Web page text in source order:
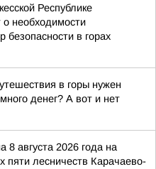
Республике
необходимости
безопасности в горах
в горы нужен
денег? А вот и нет
8 августа 2026 года на
пяти лесничеств Карачаево-